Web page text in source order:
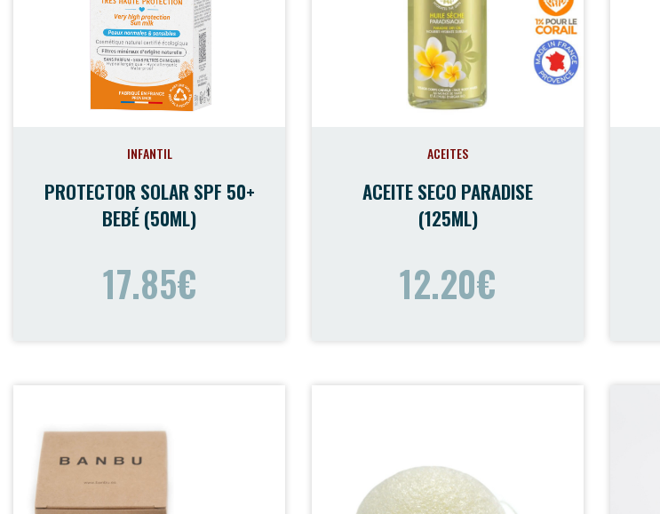
INFANTIL
PROTECTOR SOLAR SPF 50+
BEBÉ (50ML)
17.85€
ACEITES
ACEITE SECO PARADISE
(125ML)
12.20€
DISTRIBUCIÓN
SOBRE NOSOTRAS